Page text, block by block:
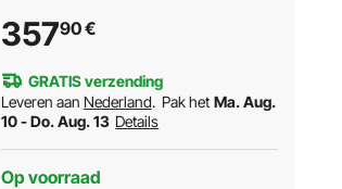
35790€
GRATIS verzending
Leveren aan Nederland. Pak het Ma. Aug.
10 - Do. Aug. 13 Details
Op voorraad